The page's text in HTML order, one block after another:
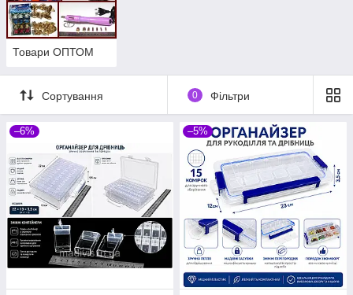
Товари ОПТОМ
Сортування 0 Фільтри
–6% –5%